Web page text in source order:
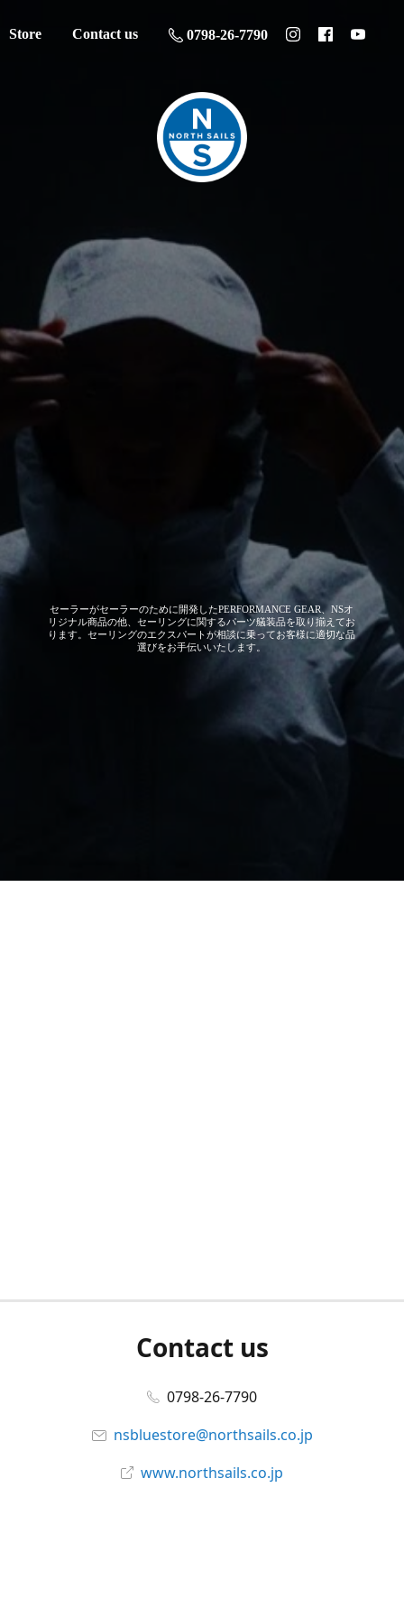
Store Contact us 0798-26-7790
セーラーがセーラーのために開発したPERFORMANCE GEAR、NSオ
リジナル商品の他、セーリングに関するパーツ艤装品を取り揃えてお
ります。セーリングのエクスパートが相談に乗ってお客様に適切な品
選びをお手伝いいたします。
Contact us
0798-26-7790
nsbluestore@northsails.co.jp
www.northsails.co.jp